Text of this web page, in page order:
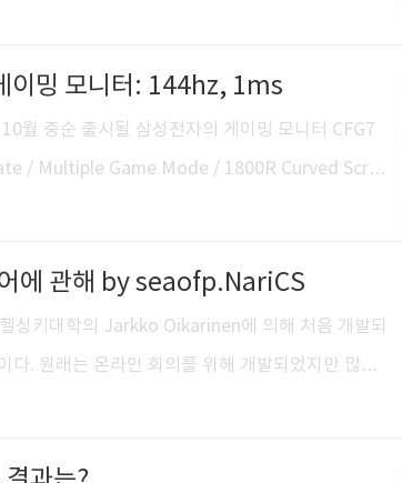
수 있었습니다. 대신 그만큼 모니터가 어두워지네
XL2420T(120Hz, GTG 2ms) vs Samsung CFG7
이밍 모니터: 144hz, 1ms
월 중순 출시될 삼성전자의 게이밍 모니터 CFG7
/ Multiple Game Mode / 1800R Curved Scre
좋은 기회를 얻었습니다. 곡률은 1800R. 깊게
은 100Hz / 4ms로 스펙이 보다 낮지만, 와이
맵을 담기에 적합합니다. 동봉된 케이블은 HDMI,
에 관해 by seaofp.NariCS
싱키대학의 Jarkko Oikarinen에 의해 처음 개발되
다. 원래는 온라인 회의를 위해 개발되었지만 많은
스를 제공하게끔 하는데 모델이 되었다. IRC는 어